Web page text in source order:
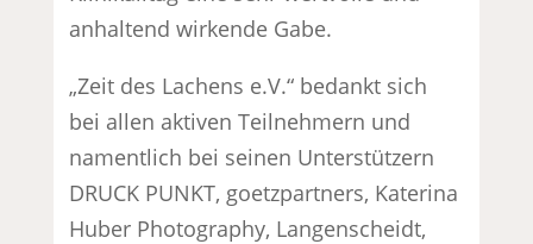
anhaltend wirkende Gabe.
„Zeit des Lachens e.V.“ bedankt sich
bei allen aktiven Teilnehmern und
namentlich bei seinen Unterstützern
DRUCK PUNKT, goetzpartners, Katerina
Huber Photography, Langenscheidt,